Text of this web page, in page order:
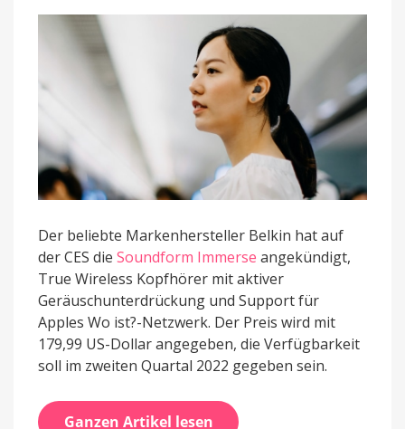
Anbindung
Der beliebte Markenhersteller Belkin hat auf
der CES die Soundform Immerse angekündigt,
True Wireless Kopfhörer mit aktiver
Geräuschunterdrückung und Support für
Apples Wo ist?-Netzwerk. Der Preis wird mit
179,99 US-Dollar angegeben, die Verfügbarkeit
soll im zweiten Quartal 2022 gegeben sein.
Ganzen Artikel lesen